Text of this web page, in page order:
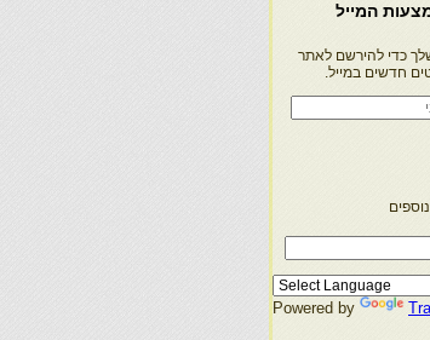
המייל
כדי להירשם לאתר
חדשים במייל.
Powered by